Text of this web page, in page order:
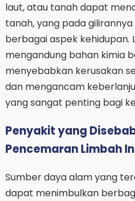
laut, atau tanah dapat
tanah, yang pada
berbagai aspek kehidupan.
mengandung bahan kimia
menyebabkan kerusakan
dan mengancam
yang sangat penting bagi
Penyakit yang
Pencemaran Limbah
Sumber daya alam yang
dapat menimbulkan